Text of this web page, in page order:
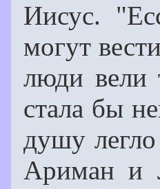
Иисус.
могут
люди вели
стала бы
душу
Ариман и